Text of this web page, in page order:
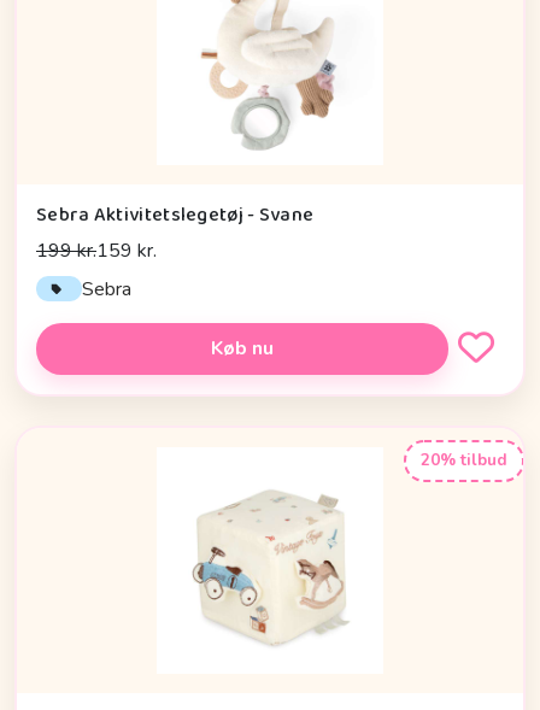
Sebra Aktivitetslegetøj - Svane
199 kr.159 kr.
Sebra
Køb nu
20% tilbud